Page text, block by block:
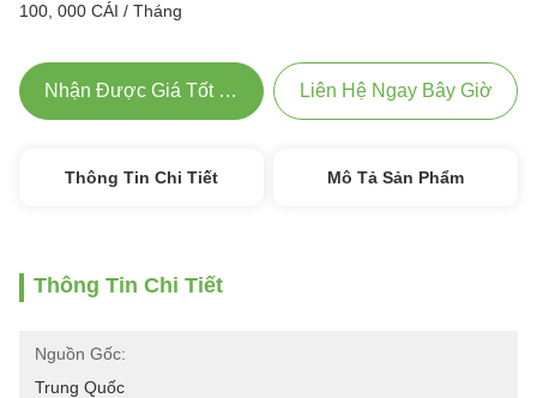
100, 000 CÁI / Tháng
Nhận Được Giá Tốt Nhất Liên Hệ Ngay Bây Giờ
Thông Tin Chi Tiết Mô Tả Sản Phẩm
Thông Tin Chi Tiết
Nguồn Gốc:
Trung Quốc